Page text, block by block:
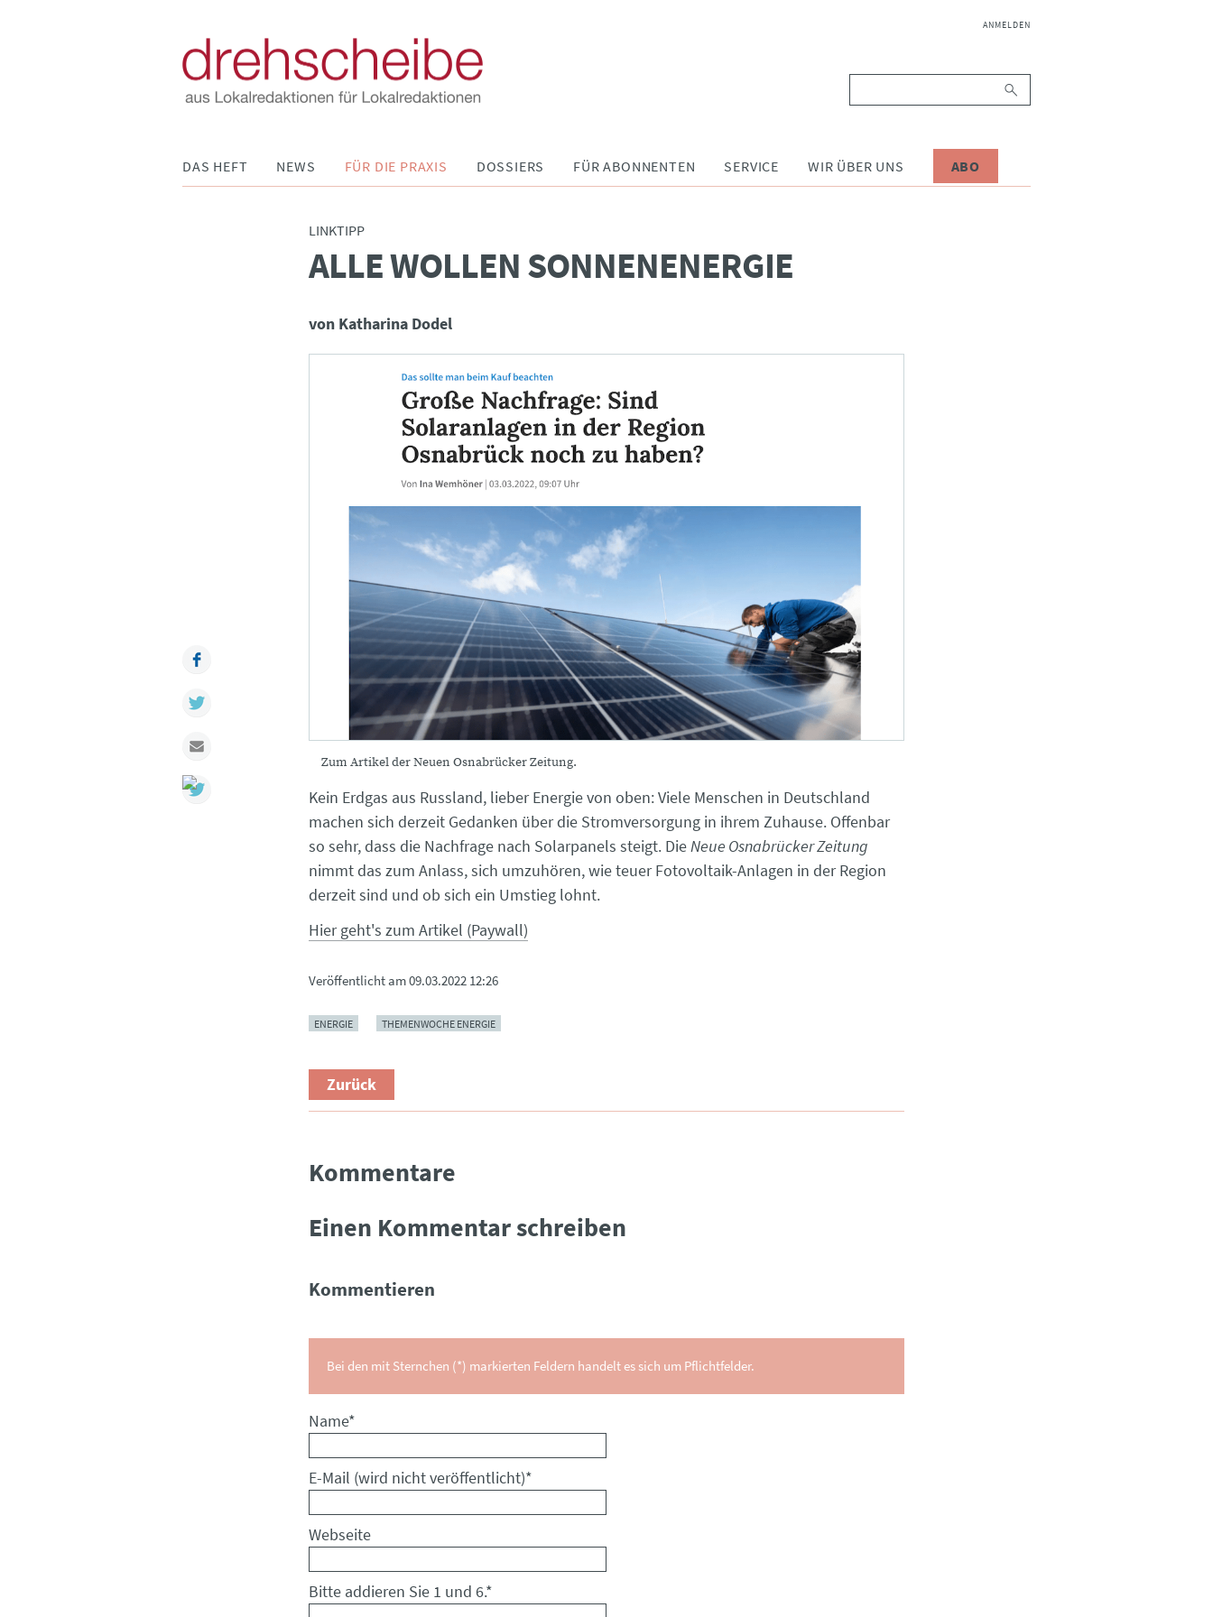
NAVIGATION
ANMELDEN
DAS HEFT NEWS FÜR DIE PRAXIS DOSSIERS FÜR ABONNENTEN SERVICE WIR ÜBER UNS ABO
LINKTIPP
ALLE WOLLEN SONNENENERGIE
von Katharina Dodel
Zum Artikel der Neuen Osnabrücker Zeitung.
Kein Erdgas aus Russland, lieber Energie von oben: Viele Menschen in Deutschland
machen sich derzeit Gedanken über die Stromversorgung in ihrem Zuhause. Offenbar
so sehr, dass die Nachfrage nach Solarpanels steigt. DieNeue Osnabrücker Zeitung
nimmt das zum Anlass, sich umzuhören, wie teuer Fotovoltaik-Anlagen in der Region
derzeit sind und ob sich ein Umstieg lohnt.
Hier geht's zum Artikel (Paywall)
Veröffentlicht am09.03.2022 12:26
ENERGIE THEMENWOCHE ENERGIE
Zurück
Kommentare
Einen Kommentar schreiben
Kommentieren
Bei den mit Sternchen (*) markierten Feldern handelt es sich um Pflichtfelder.
Pflichtfeld
Name*
Pflichtfeld
E-Mail (wird nicht veröffentlicht)*
Webseite
Bitte addieren Sie 1 und 6.*